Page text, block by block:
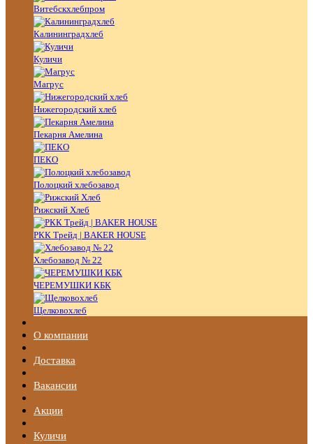
Витебскхлебпром
Калининградхлеб
Куличи
Магрус
Нижегородский хлеб
Пекарня Амелина
ПЕКО
Полоцкий хлебозавод
Рижский Хлеб
РКК Трейд | BAKER HOUSE
Хлебозавод № 22
ЧЕРЕМУШКИ КБК
Щелковохлеб
О компании
Доставка
Вакансии
Акции
Куличи